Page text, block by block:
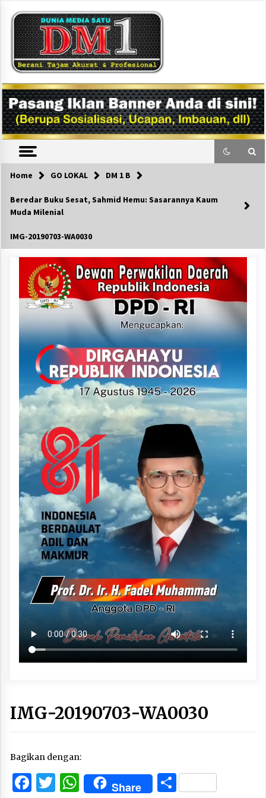
content
DM1
Home GO LOKAL DM 1 B
Beredar Buku Sesat, Sahmid Hemu: Sasarannya Kaum
Muda Milenial
IMG-20190703-WA0030
IMG-20190703-WA0030
Bagikan dengan:
Facebook
Twitter
WhatsApp
Share Share